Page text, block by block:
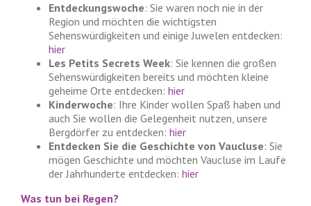
Entdeckungswoche: Sie waren noch nie in der
Region und möchten die wichtigsten
Sehenswürdigkeiten und einige Juwelen entdecken:
hier
Les Petits Secrets Week: Sie kennen die großen
Sehenswürdigkeiten bereits und möchten kleine
geheime Orte entdecken: hier
Kinderwoche: Ihre Kinder wollen Spaß haben und
auch Sie wollen die Gelegenheit nutzen, unsere
Bergdörfer zu entdecken: hier
Entdecken Sie die Geschichte von Vaucluse: Sie
mögen Geschichte und möchten Vaucluse im Laufe
der Jahrhunderte entdecken: hier
Was tun bei Regen?